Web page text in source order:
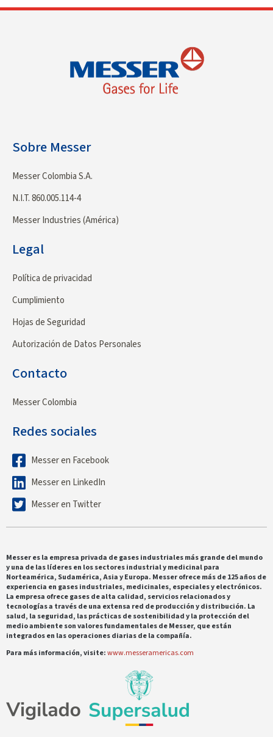
Sobre Messer
Messer Colombia S.A.
N.I.T. 860.005.114-4
Messer Industries (América)
Legal
Política de privacidad
Cumplimiento
Hojas de Seguridad
Autorización de Datos Personales
Contacto
Messer Colombia
Redes sociales
Messer en Facebook
Messer en LinkedIn
Messer en Twitter
Messer es la empresa privada de gases industriales más grande del mundo
y una de las líderes en los sectores industrial y medicinal para
Norteamérica, Sudamérica, Asia y Europa. Messer ofrece más de 125 años de
experiencia en gases industriales, medicinales, especiales y electrónicos.
La empresa ofrece gases de alta calidad, servicios relacionados y
tecnologías a través de una extensa red de producción y distribución. La
salud, la seguridad, las prácticas de sostenibilidad y la protección del
medio ambiente son valores fundamentales de Messer, que están
integrados en las operaciones diarias de la compañía.
Para más información, visite:www.messeramericas.com